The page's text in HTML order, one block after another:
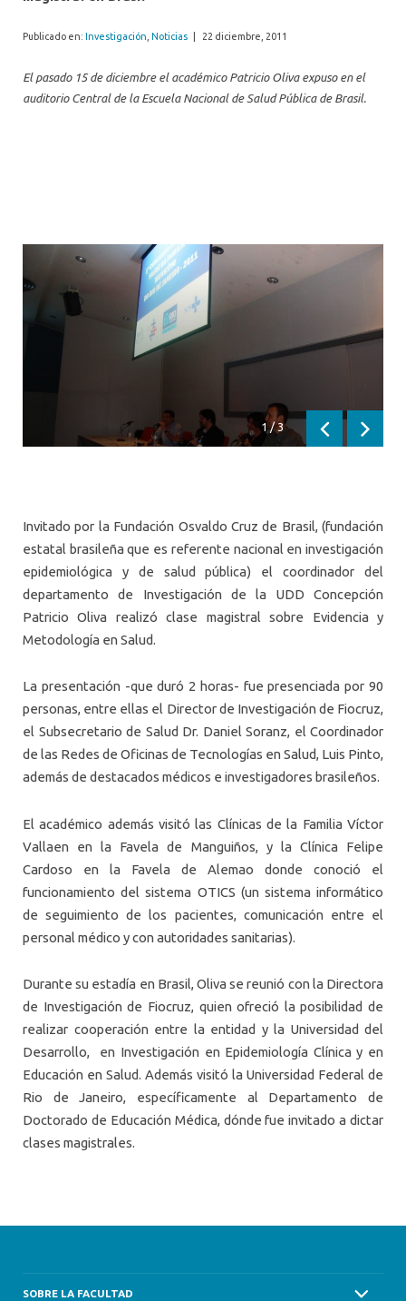
Publicado en: Investigación Noticias 22 diciembre, 2011
El pasado 15 de diciembre el académico Patricio Oliva expuso en el
auditorio Central de la Escuela Nacional de Salud Pública de Brasil.
1/3
Anterior
Invitado por la Fundación Osvaldo Cruz de Brasil, (fundación
estatal brasileña que es referente nacional en investigación
epidemiológica y de salud pública) el coordinador del
departamento de Investigación de la UDD Concepción
Patricio Oliva realizó clase magistral sobre Evidencia y
Metodología en Salud.
La presentación -que duró 2 horas- fue presenciada por 90
personas, entre ellas el Director de Investigación de Fiocruz,
el Subsecretario de Salud Dr. Daniel Soranz, el Coordinador
de las Redes de Oficinas de Tecnologías en Salud, Luis Pinto,
además de destacados médicos e investigadores brasileños.
El académico además visitó las Clínicas de la Familia Víctor
Vallaen en la Favela de Manguiños, y la Clínica Felipe
Cardoso en la Favela de Alemao donde conoció el
funcionamiento del sistema OTICS (un sistema informático
de seguimiento de los pacientes, comunicación entre el
personal médico y con autoridades sanitarias).
Durante su estadía en Brasil, Oliva se reunió con la Directora
de Investigación de Fiocruz, quien ofreció la posibilidad de
realizar cooperación entre la entidad y la Universidad del
Desarrollo, en Investigación en Epidemiología Clínica y en
Educación en Salud. Además visitó la Universidad Federal de
Rio de Janeiro, específicamente al Departamento de
Doctorado de Educación Médica, dónde fue invitado a dictar
clases magistrales.
SOBRE LA FACULTAD